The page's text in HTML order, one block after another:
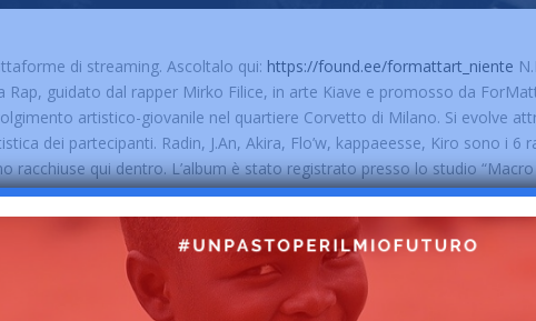
di streaming. Ascoltalo qui: https://found.ee/formattart_niente
Rap, guidato dal rapper Mirko Filice, in arte Kiave e promosso da
artistico-giovanile nel quartiere Corvetto di Milano. Si evolve
dei partecipanti. Radin, J.An, Akira, Flo’w, kappaeesse, Kiro sono i
racchiuse qui dentro. L’album è stato registrato presso lo studio
Rap promossi e realizzati da ForMattArt aderiscono alla rete
Hop sul territorio nazionale. Con la collaborazione di Gigi Tufariello